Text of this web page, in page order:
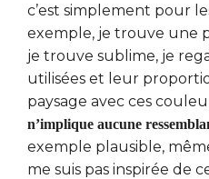
c’est simplement pour
exemple, je trouve une
je trouve sublime, je
utilisées et leur
paysage avec ces
n’implique aucune
exemple plausible,
me suis pas inspirée de